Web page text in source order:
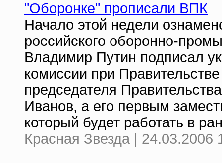
"Оборонке" прописали ВПК
Начало этой недели
российского оборонно-
Владимир Путин подписал
комиссии при
председателя
Иванов, а его первым
который будет работать в
Красная Звезда | 24.03.2006